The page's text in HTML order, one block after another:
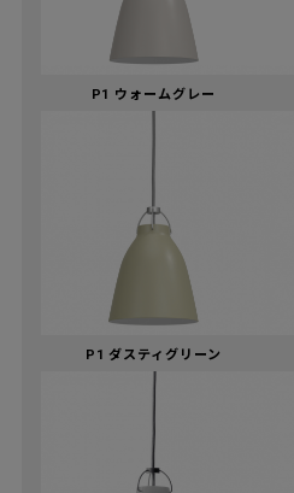
P1 ウォームグレー
P1 ダスティグリーン